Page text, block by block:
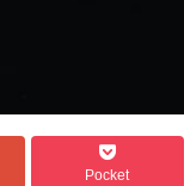
Pocket